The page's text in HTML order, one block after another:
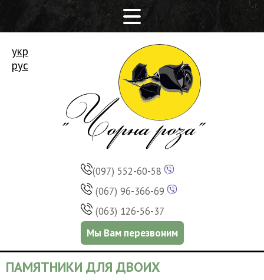
укр
рус
(097) 552-60-58
(067) 96-366-69
(063) 126-56-37
Мы Вам перезвоним
ПАМЯТНИКИ ДЛЯ ДВОИХ